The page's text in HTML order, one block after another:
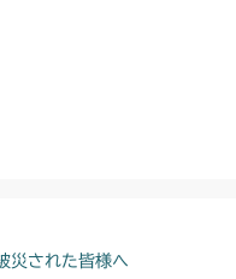
災された皆様へ